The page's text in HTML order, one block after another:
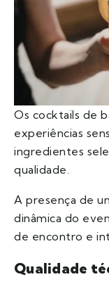
Os cocktails de
experiências
ingredientes
qualidade.
A presença de
dinâmica do
de encontro e
Qualidade